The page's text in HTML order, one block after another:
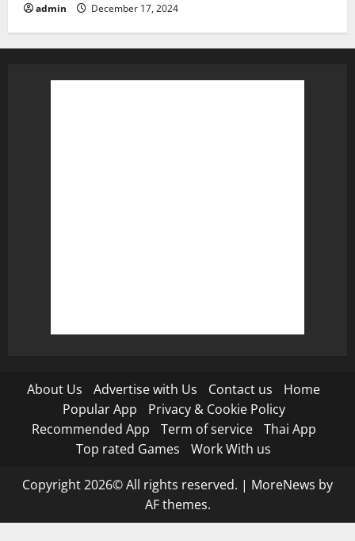
admin December 17, 2024
About Us Advertise with Us Contact us
Home
Popular App
Privacy & Cookie Policy
Recommended App
Term of service
Thai App
Top rated Games
Work With us
Copyright 2026© All rights reserved. | MoreNews by
AF themes.